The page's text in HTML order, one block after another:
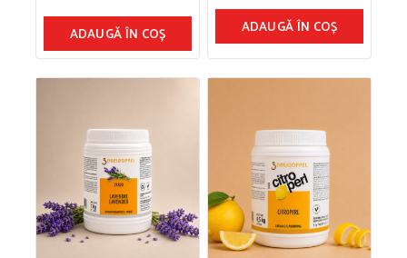
ADAUGĂ ÎN COȘ
5
ADAUGĂ ÎN COȘ